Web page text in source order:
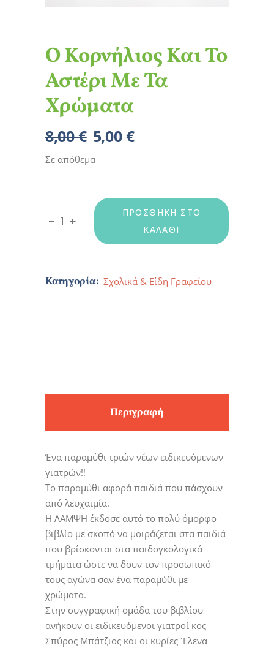
Ο Κορνήλιος Και Το
Αστέρι Με Τα
Χρώματα
8,00€
Original
price
5,00€
Η
τρέχουσα
Σε απόθεμα
Ο Κορνήλιος Και Το Αστέρι Με Τα
- +
ΠΡΟΣΘΉΚΗ ΣΤΟ
ΚΑΛΆΘΙ
Κατηγορία: Σχολικά & Είδη Γραφείου
Περιγραφή
Ένα παραμύθι τριών νέων ειδικευόμενων
γιατρών!!
Το παραμύθι αφορά παιδιά που πάσχουν
από λευχαιμία.
Η ΛΑΜΨΗ έκδοσε αυτό το πολύ όμορφο
βιβλίο με σκοπό να μοιράζεται στα παιδιά
που βρίσκονται στα παιδογκολογικά
τμήματα ώστε να δουν τον προσωπικό
τους αγώνα σαν ένα παραμύθι με
χρώματα.
Στην συγγραφική ομάδα του βιβλίου
ανήκουν οι ειδικευόμενοι γιατροί κος
Σπύρος Μπάτζιος και οι κυρίες ´Ελενα